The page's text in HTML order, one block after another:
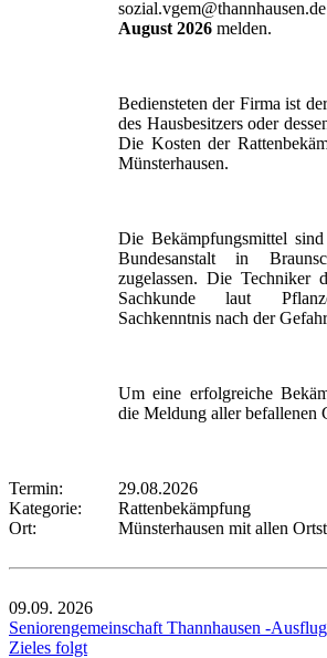
August 2026 melden.
Bediensteten der Firma ist
des Hausbesitzers oder
Die Kosten der
Münsterhausen.
Die Bekämpfungsmittel
Bundesanstalt in
zugelassen. Die Techniker
Sachkunde laut
Sachkenntnis nach der
Um eine erfolgreiche
die Meldung aller befallenen
Termin:
29.08.2026
Kategorie:
Rattenbekämpfung
Ort:
Münsterhausen mit allen
09.09. 2026
Seniorengemeinschaft Thannhausen -
Zieles folgt